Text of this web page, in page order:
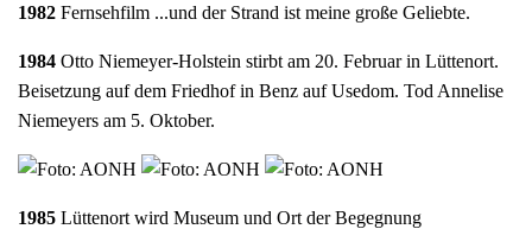
1982 Fernsehfilm ...und der Strand ist meine große Geliebte.
1984 Otto Niemeyer-Holstein stirbt am 20. Februar in Lüttenort.
Beisetzung auf dem Friedhof in Benz auf Usedom. Tod Annelise
Niemeyers am 5. Oktober.
1985 Lüttenort wird Museum und Ort der Begegnung